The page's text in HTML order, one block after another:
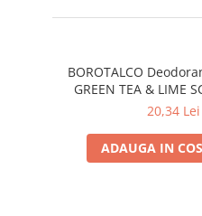
BOROTALCO
GREEN TEA & LIME
20,34 Lei
ADAUGA IN COS